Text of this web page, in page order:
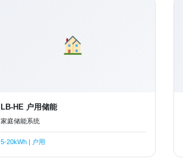
LB-HE 户用储能
家庭储能系统
5-20kWh | 户用